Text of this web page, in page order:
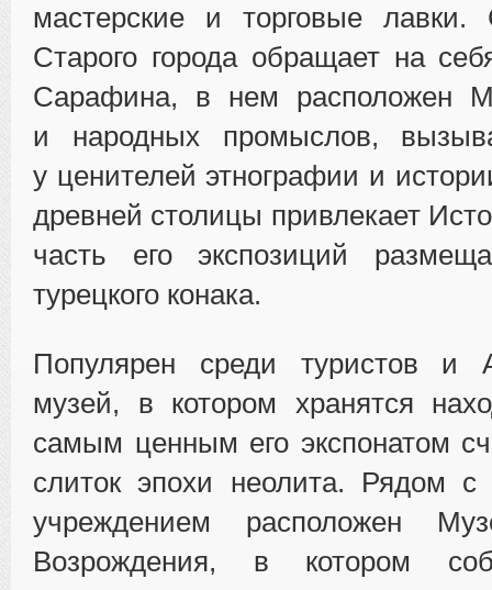
мастерские и торговые лавки.
Старого города обращает на
Сарафина, в нем расположен
и народных промыслов,
у ценителей этнографии и
древней столицы привлекает
часть его экспозиций
турецкого конака.
Популярен среди туристов и
музей, в котором хранятся
самым ценным его экспонатом
слиток эпохи неолита. Рядом
учреждением расположен
Возрождения, в котором